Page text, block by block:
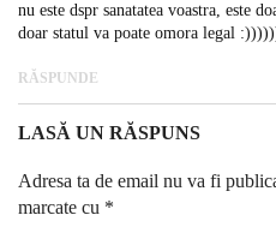
nu este dspr sanatatea voastra, este
doar statul va poate omora legal
RĂSPUNDE
LASĂ UN RĂSPUNS
Adresa ta de email nu va fi
marcate cu *